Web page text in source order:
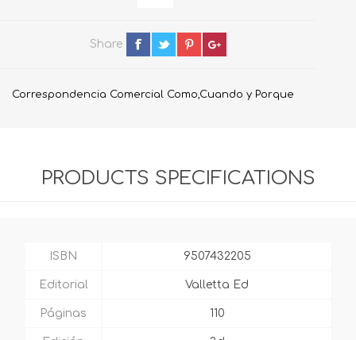
Share
Correspondencia Comercial Como,Cuando y Porque
PRODUCTS SPECIFICATIONS
ISBN 9507432205
Editorial Valletta Ed
Páginas 110